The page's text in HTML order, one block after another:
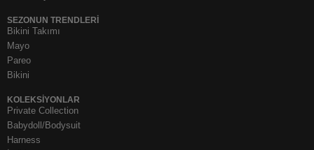
SEZONUN TRENDLERI
Bikini Takımı
Mayo
Pareo
Bikini
KOLEKSIYONLAR
Private Collection
Babydoll/Bodysuit
Harness